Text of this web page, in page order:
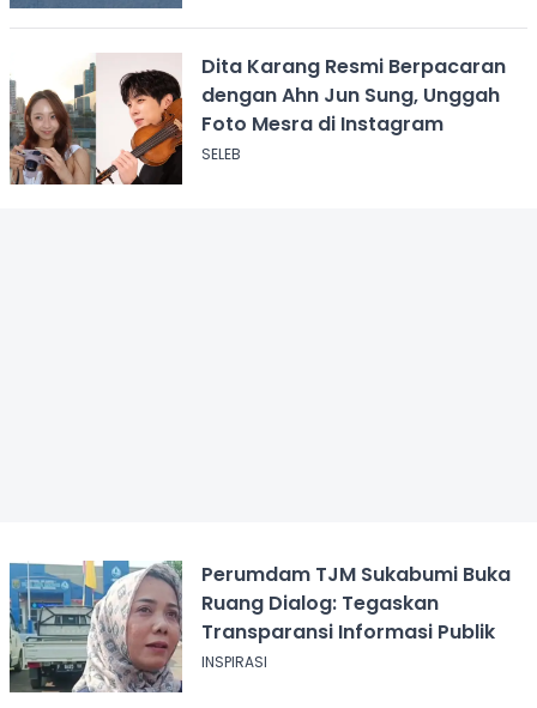
Dita Karang Resmi Berpacaran
dengan Ahn Jun Sung, Unggah
Foto Mesra di Instagram
SELEB
Perumdam TJM Sukabumi Buka
Ruang Dialog: Tegaskan
Transparansi Informasi Publik
INSPIRASI